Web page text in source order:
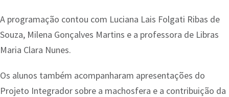
A programação contou com Luciana Lais Folgati Ribas de
Souza, Milena Gonçalves Martins e a professora de Libras
Maria Clara Nunes.
Os alunos também acompanharam apresentações do
Projeto Integrador sobre a machosfera e a contribuição da